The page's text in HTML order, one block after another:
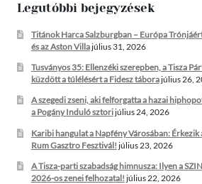
Legutóbbi bejegyzések
Titánok Harca Salzburgban – Európa Trónjáért
és az Aston Villajúlius 31, 2026
Tusványos 35: Ellenzéki szerepben, a Tisza
küzdött a túlélésért a Fidesz táborajúlius 26,
A szegedi zseni, aki felforgatta a hazai
a Pogány Induló sztorijúlius 24, 2026
Karibi hangulat a Napfény Városában: Érkezik
Rum Gasztro Fesztivál! július 23, 2026
A Tisza-parti szabadság himnusza: Ilyen a
2026-os zenei felhozatal! július 22, 2026